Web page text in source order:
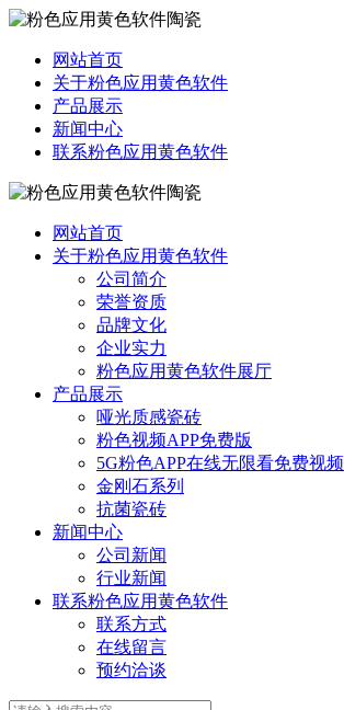
网站首页
关于粉色应用黄色软件
产品展示
新闻中心
联系粉色应用黄色软件
网站首页
关于粉色应用黄色软件
公司简介
荣誉资质
品牌文化
企业实力
粉色应用黄色软件展厅
产品展示
哑光质感瓷砖
粉色视频APP免费版
5G粉色APP在线无限看免费视频
金刚石系列
抗菌瓷砖
新闻中心
公司新闻
行业新闻
联系粉色应用黄色软件
联系方式
在线留言
预约洽谈